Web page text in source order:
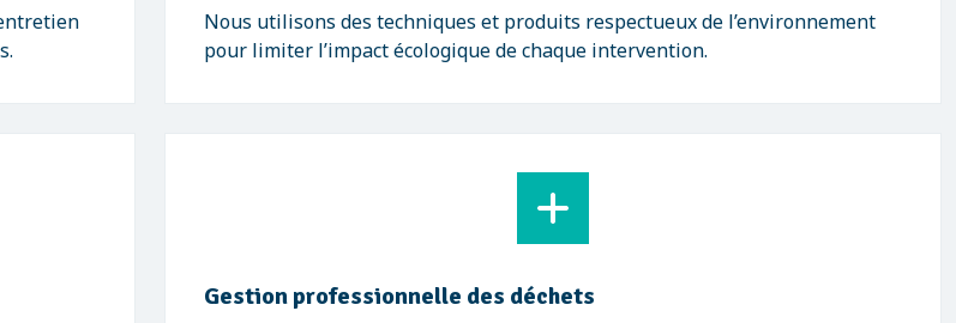
Nous utilisons des techniques et produits respectueux de l’environnement
pour limiter l’impact écologique de chaque intervention.
Gestion professionnelle des déchets